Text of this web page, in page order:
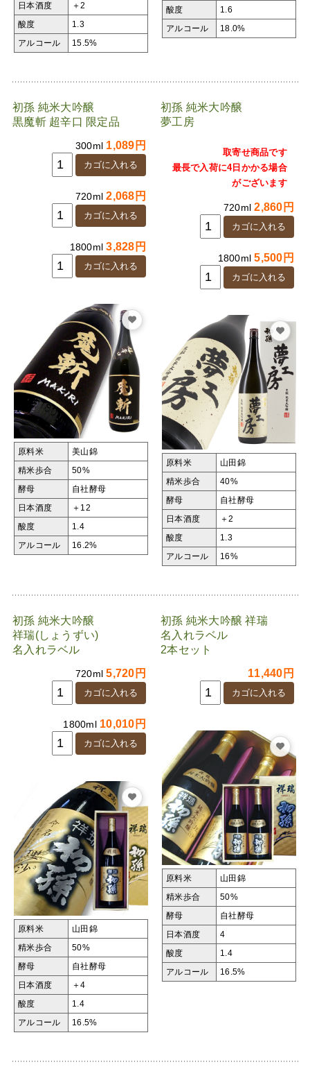
日本酒度 ＋2
酸度 1.3
アルコール 15.5%
酸度 1.6
アルコール 18.0%
初孫 純米大吟醸
黒魔斬 超辛口 限定品
300ml 1,089円
720ml2,068円
1800ml3,828円
原料米 美山錦
精米歩合 50%
酵母 自社酵母
日本酒度 ＋12
酸度 1.4
アルコール 16.2%
初孫 純米大吟醸
夢工房
取寄せ商品です
最長で入荷に4日かかる場合
がございます
720ml2,860円
1800ml5,500円
原料米 山田錦
精米歩合 40%
酵母 自社酵母
日本酒度 ＋2
酸度 1.3
アルコール 16%
初孫 純米大吟醸
祥瑞(しょうずい)
名入れラベル
720ml5,720円
1800ml 10,010円
原料米 山田錦
精米歩合 50%
酵母 自社酵母
日本酒度 ＋4
酸度 1.4
アルコール 16.5%
初孫 純米大吟醸 祥瑞
名入れラベル
2本セット
11,440円
原料米 山田錦
精米歩合 50%
酵母 自社酵母
日本酒度 4
酸度 1.4
アルコール 16.5%